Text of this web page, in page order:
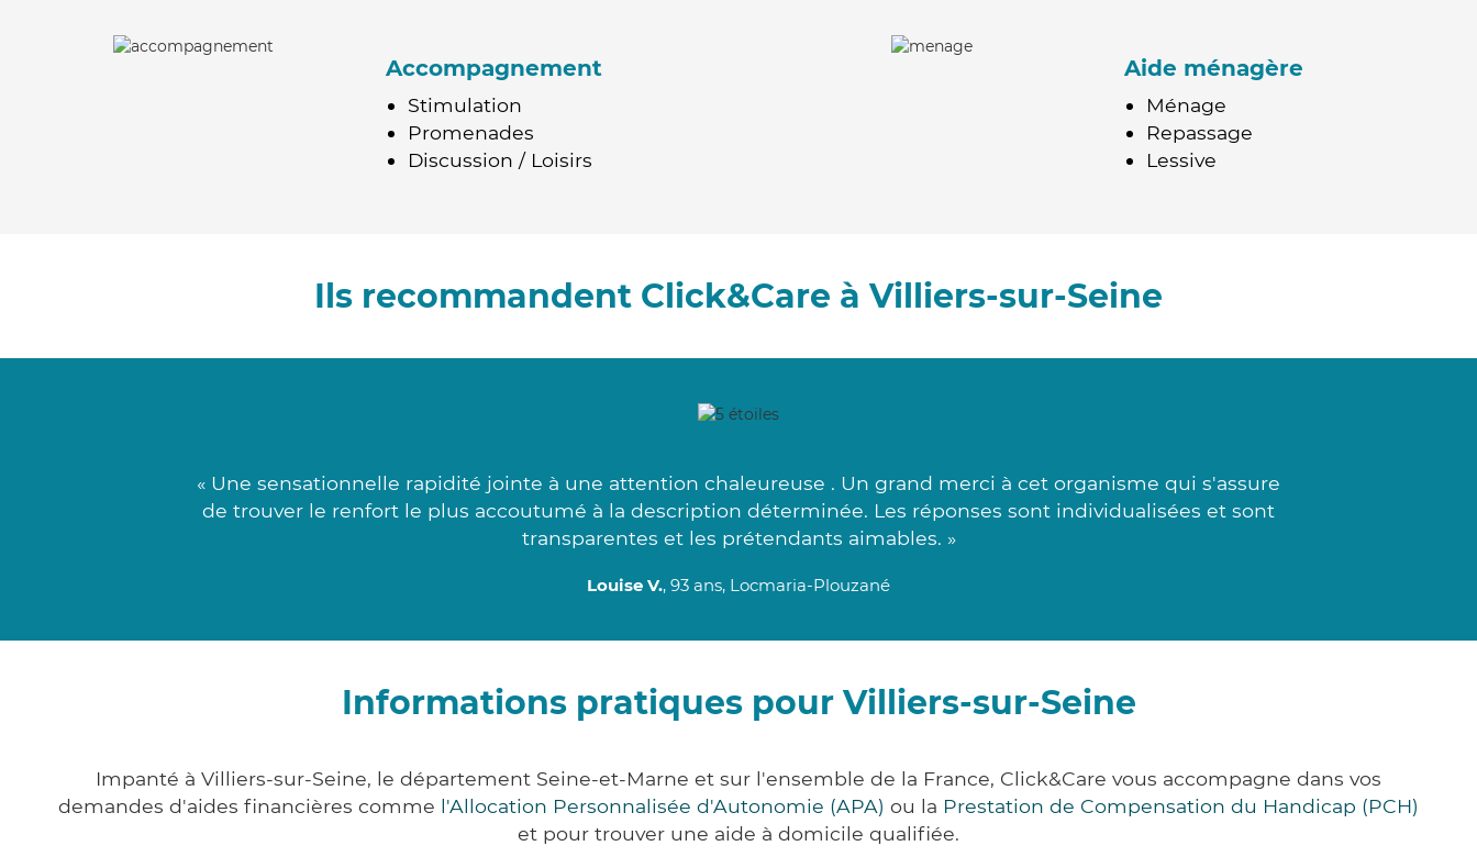
Accompagnement
Stimulation
Promenades
Discussion / Loisirs
Aide ménagère
Ménage
Repassage
Lessive
Ils recommandent Click&Care à Villiers-sur-Seine
« Une sensationnelle rapidité jointe à une attention chaleureuse . Un grand merci à cet organisme qui s'assure
de trouver le renfort le plus accoutumé à la description déterminée. Les réponses sont individualisées et sont
transparentes et les prétendants aimables. »
Louise V., 93 ans, Locmaria-Plouzané
Informations pratiques pour Villiers-sur-Seine
Impanté à Villiers-sur-Seine, le département Seine-et-Marne et sur l'ensemble de la France, Click&Care vous accompagne dans vos
demandes d'aides financières comme l'Allocation Personnalisée d'Autonomie (APA) ou la Prestation de Compensation du Handicap (PCH)
et pour trouver une aide à domicile qualifiée.